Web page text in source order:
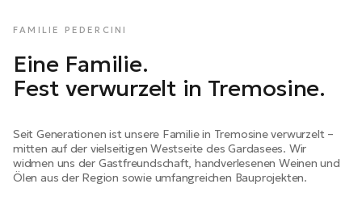
FAMILIE PEDERCINI
Eine Familie.
Fest verwurzelt in Tremosine.
Seit Generationen ist unsere Familie in Tremosine verwurzelt –
mitten auf der vielseitigen Westseite des Gardasees. Wir
widmen uns der Gastfreundschaft, handverlesenen Weinen und
Ölen aus der Region sowie umfangreichen Bauprojekten.